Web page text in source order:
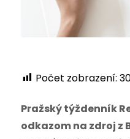
Počet zobrazení:
Pražský týždenník
odkazom na zdroj z